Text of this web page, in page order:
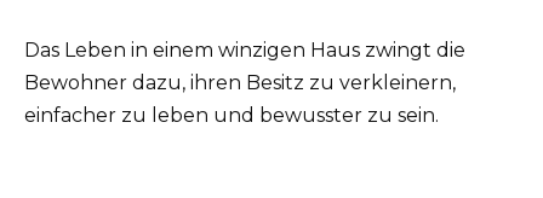
Das Leben in einem winzigen Haus zwingt die
Bewohner dazu, ihren Besitz zu verkleinern,
einfacher zu leben und bewusster zu sein.